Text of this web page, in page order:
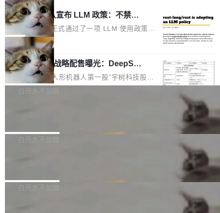
配、功耗与稳定性调优、兼容性测评及统一互联
等内容展开系统讲解和实战交流，帮助企业进一
步了解开源鸿蒙在智能...
起事故，其中四起与 AI/Copilot 服务相关。 Git
Hub 员工 kdaigle 在 HN 讨论中贴出了一组数
据：2025 年全年 10 亿次 commit。现在，每周
2.75 亿次，全年预计 140 亿次。GitHub...
象：Recursive Language Model（RLM）和 C
ontinual Harness。在 ARC-AGI 3 基准测试
上，Prime Agent + Opus 5 的组合达到了 95.
5% RHAE Best@1，超过了 ARC 报告的人类专
家基线 95.4%。 不是又一个 coding agent 包装
器 Prime Agent 的架构和市面上大多数 coding
agent 有本质区别。大多数 agent harness 的设
计是基于早期模型的能力—...
Rust 项目团队宣布 LLM 政策：不禁
止，但你要承认哪些代码不是你写的
Rust 语言项目正式通过了一项 LLM 使用政策，
覆盖 rust-lang/rust 单一仓库的代码贡献。这不
是项目级别的官方立场，目前由五个团队采纳，
但它可能是主流开源项目中关于 AI 辅助贡献最
细致的一份规则。 政策的核心只有一句话：LLM
可以用来分析、提炼、审阅、建议，但不能用来
不得生成涉及安全性的关键变更，除非作者本身
局
宇树科技 IPO 战略配售曝光：DeepSe
ek 获配 93.3 万股，锁定 36 个月
8月6日晚间，“人形机器人第一股”宇树科技股份
有限公司披露IPO发行价格及战略配售结果，杭
36个月。 公告显示，本次宇树科技战略配售对
员工参与设立的专项资产管理计划。其中，Dee
白开水不加糖
Bug fixes and enhancements 修复多次传递同
一个回归问题，该问题导致拉取镜像时会拒绝包
白开水不加糖
e 孵化器项目管理委员会（IPMC）投票中获得
白开水不加糖